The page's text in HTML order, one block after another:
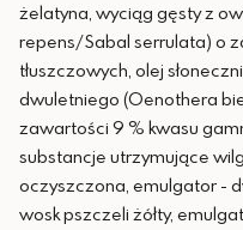
żelatyna, wyciąg gęsty z
repens/Sabal serrulata) o
tłuszczowych, olej
dwuletniego (Oenothera
zawartości 9 % kwasu
substancje utrzymujące
oczyszczona, emulgator -
wosk pszczeli żółty,